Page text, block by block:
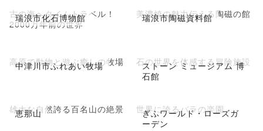
瑞浪市化石博物館
古の海へタイムトラベル！
2000万年前の世界
瑞浪市陶磁資料館
美濃焼の魅力伝える陶磁の館
中津川市ふれあい牧場
高原で動物と遊ぶ癒しの牧場
ストーン ミュージアム 博
石館
石の世界を体感する冒険施設
恵那山
雄大な自然誇る百名山の絶景
ぎふワールド・ローズガ
ーデン
世界に誇るバラの楽園